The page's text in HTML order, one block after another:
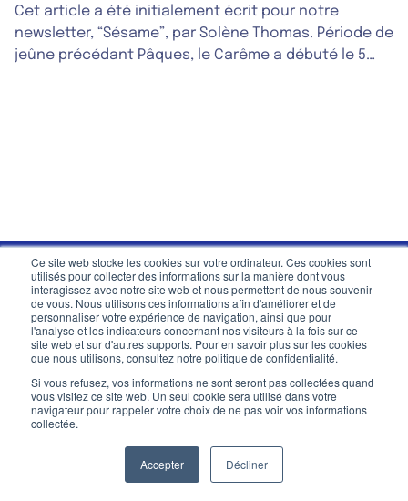
Ce site web stocke les cookies sur votre ordinateur. Ces cookies sont
utilisés pour collecter des informations sur la manière dont vous
interagissez avec notre site web et nous permettent de nous souvenir
de vous. Nous utilisons ces informations afin d'améliorer et de
personnaliser votre expérience de navigation, ainsi que pour
l'analyse et les indicateurs concernant nos visiteurs à la fois sur ce
site web et sur d'autres supports. Pour en savoir plus sur les cookies
que nous utilisons, consultez notre politique de confidentialité.
Si vous refusez, vos informations ne sont seront pas collectées quand
vous visitez ce site web. Un seul cookie sera utilisé dans votre
navigateur pour rappeler votre choix de ne pas voir vos informations
collectée.
Accepter Décliner
Cet article a été initialement écrit pour notre
newsletter, “Sésame”, par Solène Thomas. Période de
jeûne précédant Pâques, le Carême a débuté le 5
Mots-Clés, des mots
qui ouvrent
des portes.